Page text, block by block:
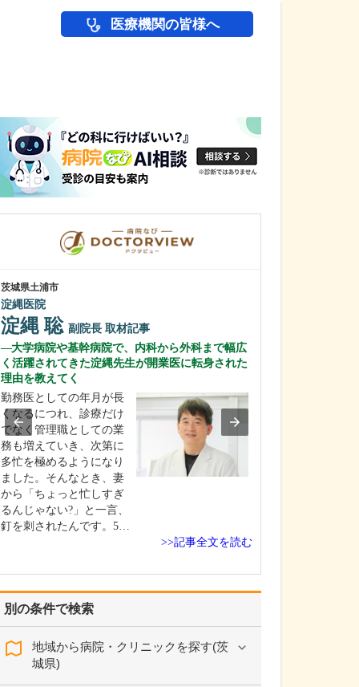
医療機関の皆様へ
別の条件で検索
地域から病院・クリニックを探す(茨
城県)
茨城県土浦市
淀縄医院
淀縄 聡 副院長 取材記事
大学病院や基幹病院で、内科から外科まで幅広
く活躍されてきた淀縄先生が開業医に転身された
理由を教えてく
勤務医としての年月が長
くなるにつれ、診療だけ
でなく管理職としての業
務も増えていき、次第に
多忙を極めるようになり
ました。そんなとき、妻
から「ちょっと忙しすぎ
るんじゃない?」と一言、
釘を刺されたんです。5…
>>記事全文を読む